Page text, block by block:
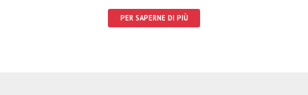
PER SAPERNE DI PIÙ